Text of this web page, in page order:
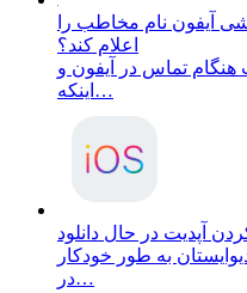
آیفون نام مخاطب را
اعلام كند؟
تماس در آيفون و
اينكه…
به طور خودکار
در…